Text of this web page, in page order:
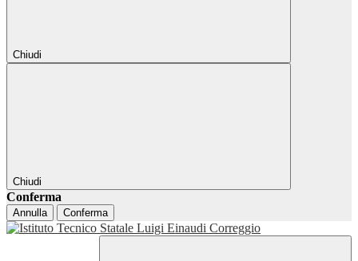
Chiudi
Chiudi
Conferma
Annulla Conferma